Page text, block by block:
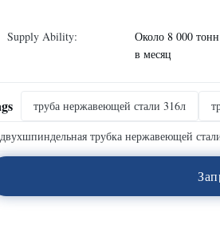
Supply Ability:
Около 8 000 тонн
в месяц
труба нержавеющей стали 316л
двухшпиндельная трубка нержавеющей
Зап